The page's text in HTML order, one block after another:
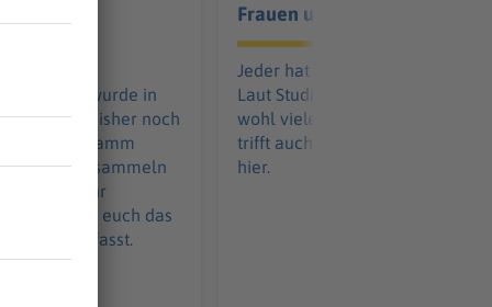
Ländern wurde in
ein bisher noch
Stamm
sammeln
immer mehr
wir haben euch das
Frauen und Männer
heimlich
Jeder hat so seine Geheimnisse!
Laut Studien machen wir
wohl viele Dinge heimlich. Was
trifft auch bei euch zu? Checkt
hier.